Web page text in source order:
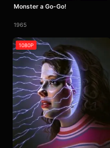
Monster a Go-Go!
1965
1080P